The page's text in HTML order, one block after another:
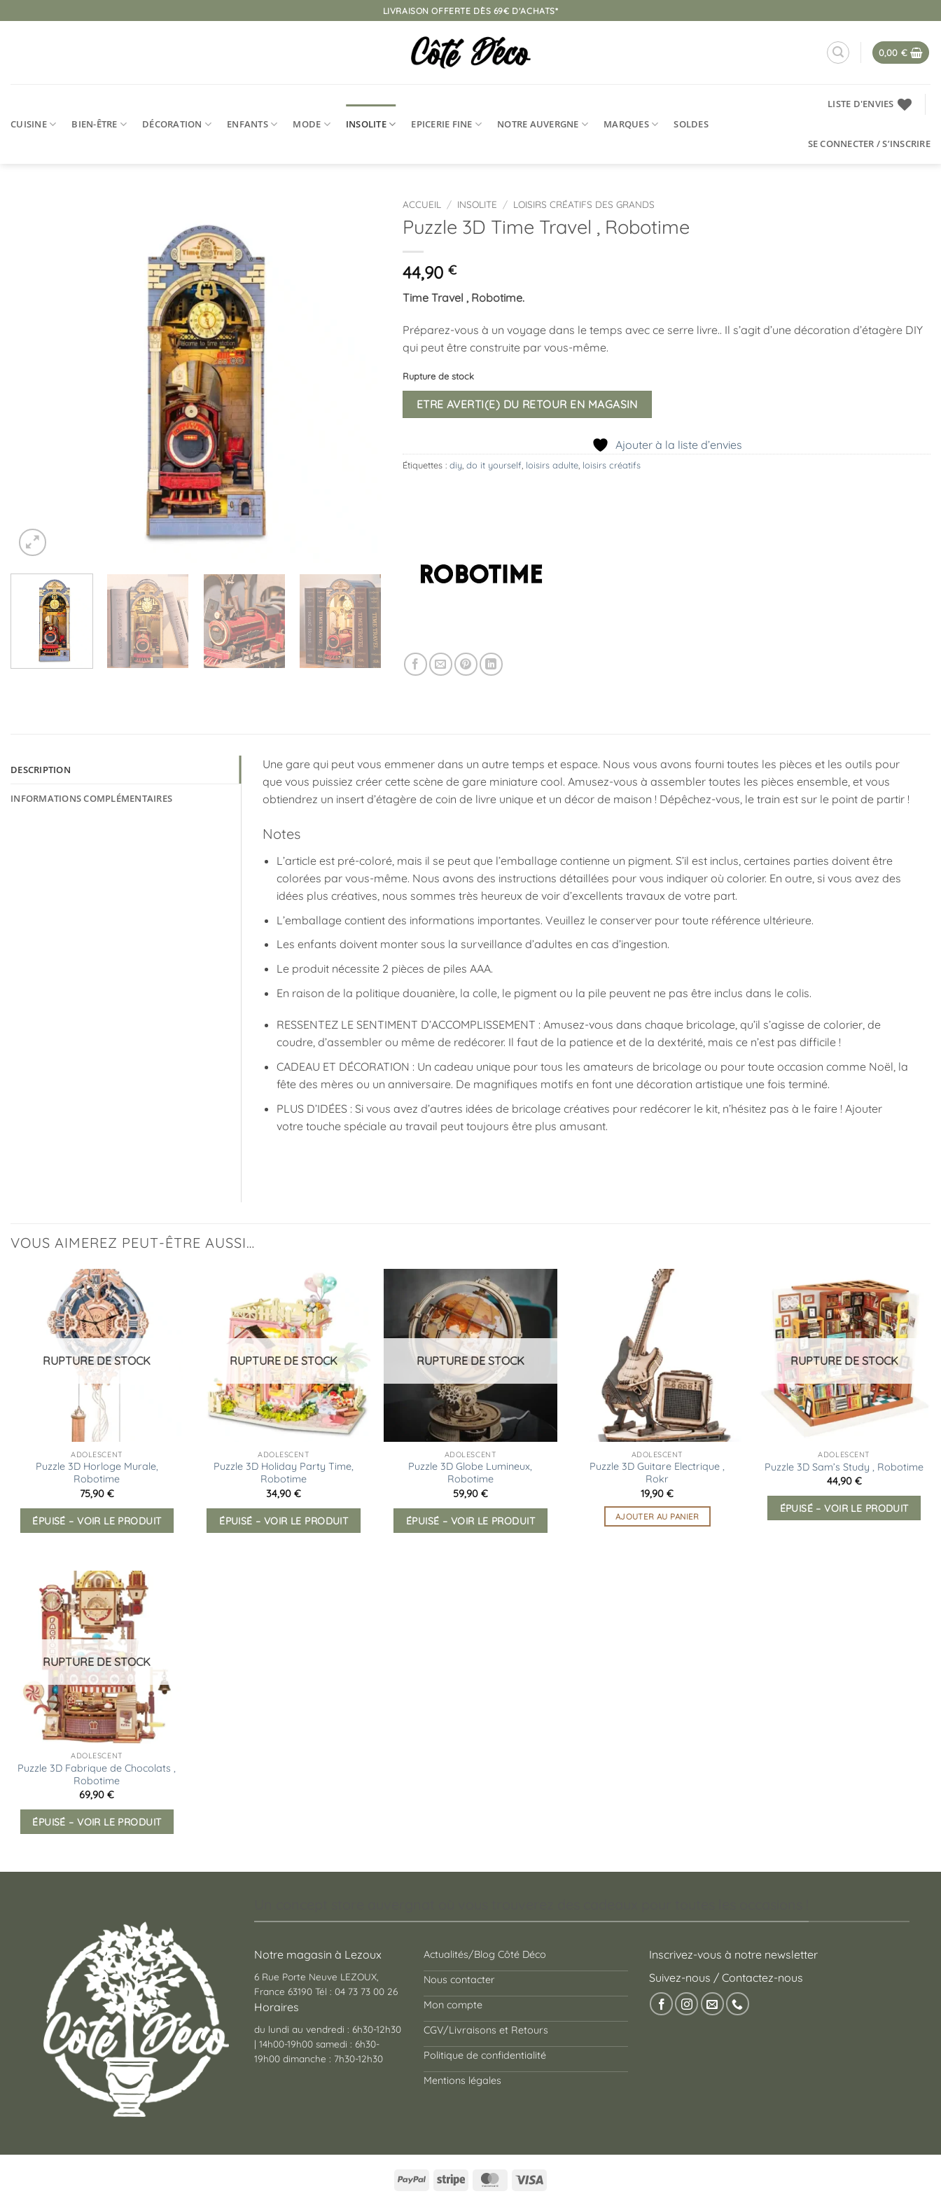
au
LIVRAISON OFFERTE DÈS 69€ D'ACHATS*
0,00 €
CUISINE BIEN-ÊTRE DÉCORATION ENFANTS MODE INSOLITE EPICERIE FINE NOTRE AUVERGNE MARQUES SOLDES
LISTE D'ENVIES
SE CONNECTER / S’INSCRIRE
ACCUEIL / INSOLITE / LOISIRS CRÉATIFS DES GRANDS
Puzzle 3D Time Travel , Robotime
44,90 €
Time Travel , Robotime.
Préparez-vous à un voyage dans le temps avec ce serre livre.. Il s’agit d’une décoration d’étagère DIY
qui peut être construite par vous-même.
Rupture de stock
ETRE AVERTI(E) DU RETOUR EN MAGASIN
Ajouter à la liste d’envies
Étiquettes : diy do it yourself loisirs adulte loisirs créatifs
DESCRIPTION
INFORMATIONS COMPLÉMENTAIRES
Une gare qui peut vous emmener dans un autre temps et espace. Nous vous avons fourni toutes les pièces et les outils pour
que vous puissiez créer cette scène de gare miniature cool. Amusez-vous à assembler toutes les pièces ensemble, et vous
obtiendrez un insert d’étagère de coin de livre unique et un décor de maison ! Dépêchez-vous, le train est sur le point de partir !
Notes
L’article est pré-coloré, mais il se peut que l’emballage contienne un pigment. S’il est inclus, certaines parties doivent être
colorées par vous-même. Nous avons des instructions détaillées pour vous indiquer où colorier. En outre, si vous avez des
idées plus créatives, nous sommes très heureux de voir d’excellents travaux de votre part.
L’emballage contient des informations importantes. Veuillez le conserver pour toute référence ultérieure.
Les enfants doivent monter sous la surveillance d’adultes en cas d’ingestion.
Le produit nécessite 2 pièces de piles AAA.
En raison de la politique douanière, la colle, le pigment ou la pile peuvent ne pas être inclus dans le colis.
RESSENTEZ LE SENTIMENT D’ACCOMPLISSEMENT : Amusez-vous dans chaque bricolage, qu’il s’agisse de colorier, de
coudre, d’assembler ou même de redécorer. Il faut de la patience et de la dextérité, mais ce n’est pas difficile !
CADEAU ET DÉCORATION : Un cadeau unique pour tous les amateurs de bricolage ou pour toute occasion comme Noël, la
fête des mères ou un anniversaire. De magnifiques motifs en font une décoration artistique une fois terminé.
PLUS D’IDÉES : Si vous avez d’autres idées de bricolage créatives pour redécorer le kit, n’hésitez pas à le faire ! Ajouter
votre touche spéciale au travail peut toujours être plus amusant.
VOUS AIMEREZ PEUT-ÊTRE AUSSI…
d’envies
RUPTURE DE STOCK
ADOLESCENT
Puzzle 3D Horloge Murale,
Robotime
75,90 €
ÉPUISÉ – VOIR LE PRODUIT
RUPTURE DE STOCK
ADOLESCENT
Puzzle 3D Holiday Party Time,
Robotime
34,90€
ÉPUISÉ – VOIR LE PRODUIT
Ajouter
d’envies
RUPTURE DE STOCK
ADOLESCENT
Puzzle 3D Globe Lumineux,
Robotime
59,90 €
ÉPUISÉ – VOIR LE PRODUIT
ADOLESCENT
Puzzle 3D Guitare Electrique ,
Rokr
19,90€
AJOUTER AU PANIER
Ajouter
à la
liste
d’envies
RUPTURE DE STOCK
ADOLESCENT
Puzzle 3D Sam’s Study , Robotime
44,90 €
ÉPUISÉ – VOIR LE PRODUIT
RUPTURE DE STOCK
ADOLESCENT
Puzzle 3D Fabrique de Chocolats ,
Robotime
69,90€
ÉPUISÉ – VOIR LE PRODUIT
Notre magasin à Lezoux
6 Rue Porte Neuve LEZOUX,
France 63190 Tél : 04 73 73 00 26
Horaires
du lundi au vendredi : 6h30-12h30
| 14h00-19h00 samedi : 6h30-
19h00 dimanche : 7h30-12h30
Actualités/Blog Côté Déco
Nous contacter
Mon compte
CGV/Livraisons et Retours
Politique de confidentialité
Mentions légales
Inscrivez-vous à notre newsletter
Suivez-nous / Contactez-nous
PayPal Stripe MasterCard